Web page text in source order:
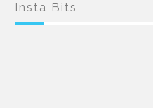
Insta Bits